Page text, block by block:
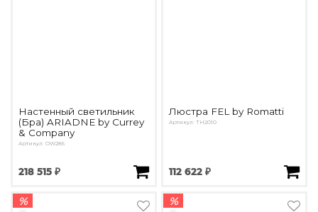
Настенный светильник
(Бра) ARIADNE by Currey
& Company
Артикул: OW285
218 515 ₽
Люстра FEL by Romatti
Артикул: TH2010
112 622 ₽
% %